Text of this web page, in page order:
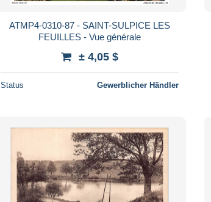
ATMP4-0310-87 - SAINT-SULPICE LES
FEUILLES - Vue générale
± 4,05 $
Status Gewerblicher Händler